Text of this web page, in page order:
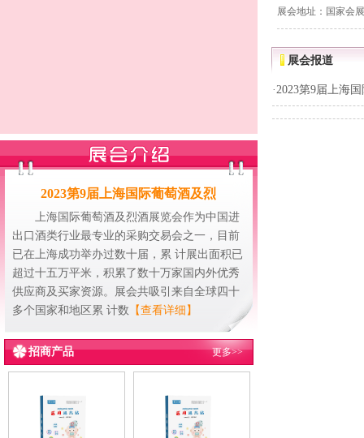
2023第9届上海国际葡萄酒及烈
上海国际葡萄酒及烈酒展览会作为中国进
出口酒类行业最专业的采购交易会之一，目前
已在上海成功举办过数十届，累 计展出面积已
超过十五万平米，积累了数十万家国内外优秀
供应商及买家资源。展会共吸引来自全球四十
多个国家和地区累 计数 【查看详细】
招商产品 更多>>
展会地址：国家会
展会报道
·2023第9届上海